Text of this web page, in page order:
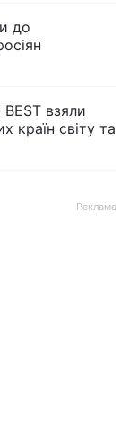
до
взяли
країн світу та
Реклама